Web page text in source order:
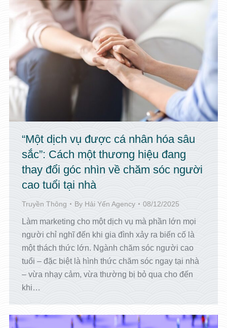
“Một dịch vụ được cá nhân hóa sâu
sắc”: Cách một thương hiệu đang
thay đổi góc nhìn về chăm sóc người
cao tuổi tại nhà
Truyền Thông By Hải Yến Agency 08/12/2025
Làm marketing cho một dịch vụ mà phần lớn mọi
người chỉ nghĩ đến khi gia đình xảy ra biến cố là
một thách thức lớn. Ngành chăm sóc người cao
tuổi – đặc biệt là hình thức chăm sóc ngay tại nhà
– vừa nhạy cảm, vừa thường bị bỏ qua cho đến
khi…